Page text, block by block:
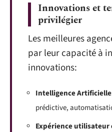
Innovations et
privilégier
Les meilleures
par leur capacité à
innovations:
Intelligence Artificielle
prédictive,
Expérience utilisateur